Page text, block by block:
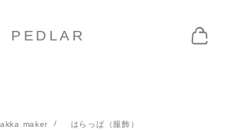
PEDLAR
maker はらっぱ（服飾）